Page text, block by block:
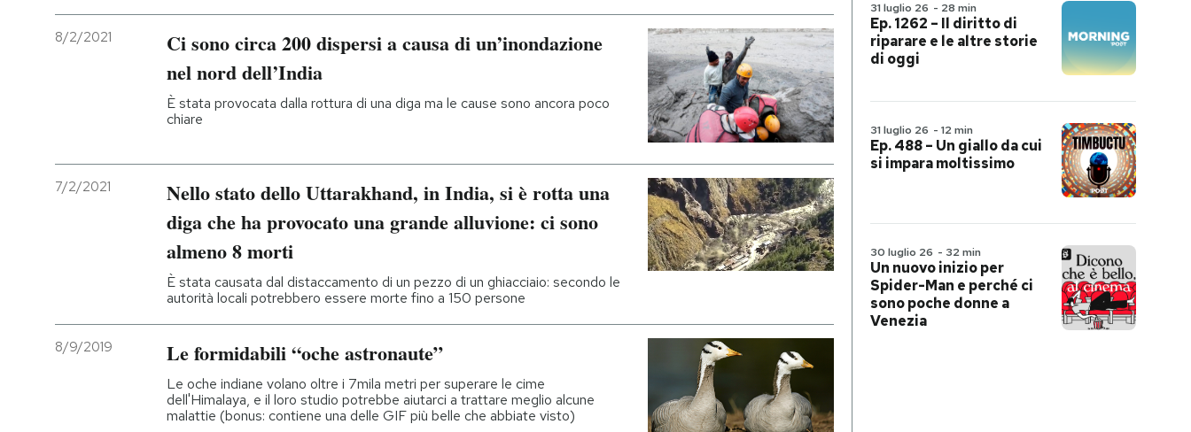
8/2/2021
Ci sono circa 200 dispersi a causa di un’inondazione
nel nord dell’India
È stata provocata dalla rottura di una diga ma le cause sono ancora poco
chiare
7/2/2021
Nello stato dello Uttarakhand, in India, si è rotta una
diga che ha provocato una grande alluvione: ci sono
almeno 8 morti
È stata causata dal distaccamento di un pezzo di un ghiacciaio: secondo le
autorità locali potrebbero essere morte fino a 150 persone
8/9/2019 Le formidabili “oche astronaute”
Le oche indiane volano oltre i 7mila metri per superare le cime
dell'Himalaya, e il loro studio potrebbe aiutarci a trattare meglio alcune
malattie (bonus: contiene una delle GIF più belle che abbiate visto)
31 luglio 26 - 28 min
Ep. 1262 – Il diritto di
riparare e le altre storie
di oggi
31 luglio 26 - 12 min
Ep. 488 – Un giallo da cui
si impara moltissimo
30 luglio 26 - 32 min
Un nuovo inizio per
Spider-Man e perché ci
sono poche donne a
Venezia